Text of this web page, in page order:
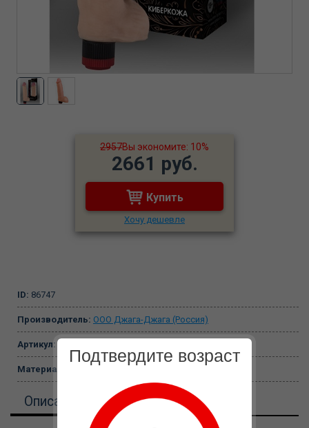
2957Вы экономите: 10%
2661 руб.
Купить
Хочу дешевле
ID: 86747
Производитель: ООО Джага-Джага (Россия)
Артикул: 3202-50 BX DD
Материал:
Описание
Подтвердите возраст